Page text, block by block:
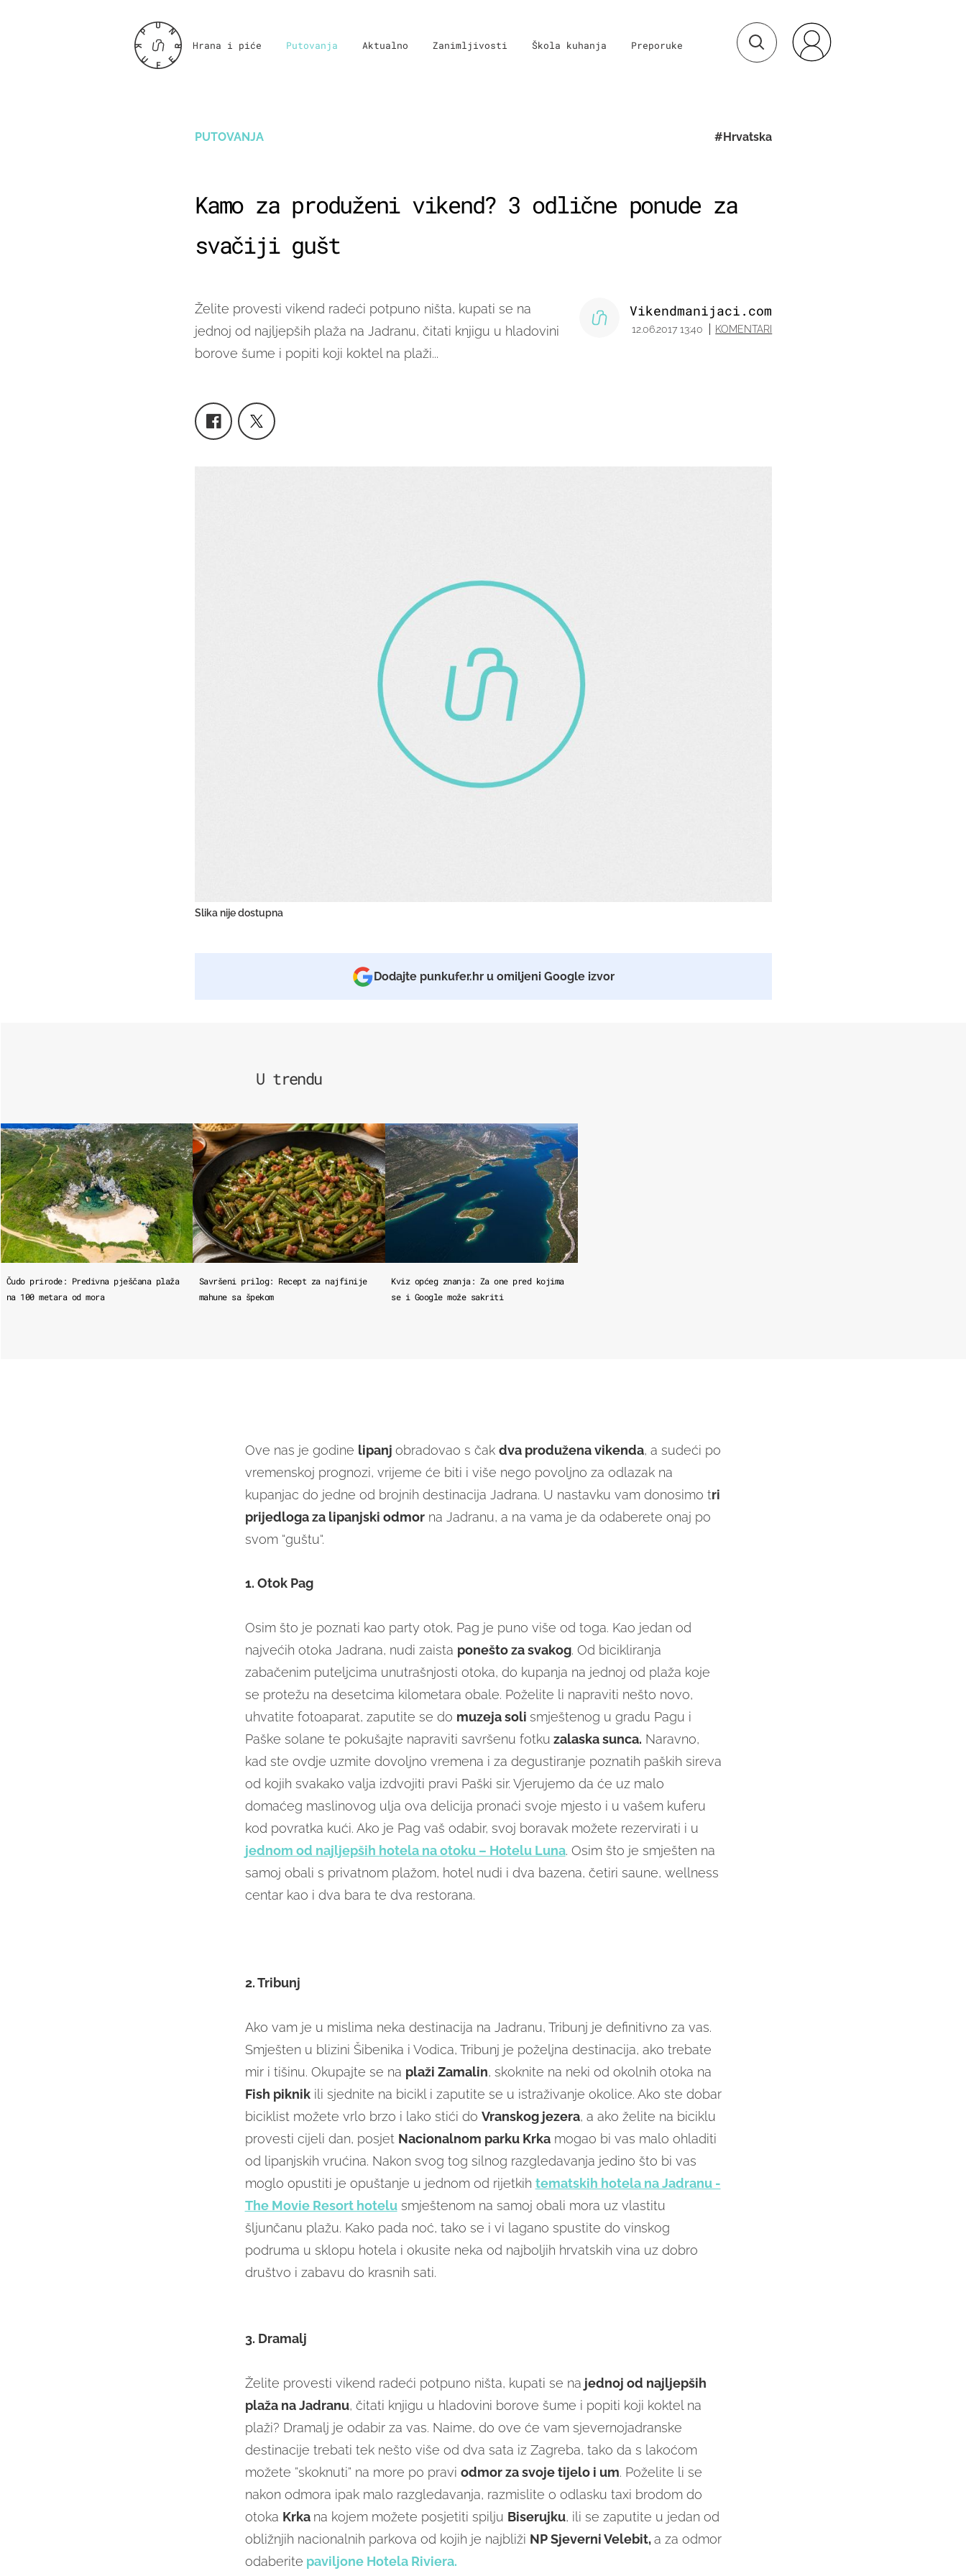
Hrana i piće Putovanja Aktualno Zanimljivosti Škola kuhanja Preporuke
PUTOVANJA #Hrvatska
Kamo za produženi vikend? 3 odlične ponude za
svačiji gušt
Želite provesti vikend radeći potpuno ništa, kupati se na
jednoj od najljepših plaža na Jadranu, čitati knjigu u hladovini
borove šume i popiti koji koktel na plaži...
Vikendmanijaci.com
12.06.2017 13:40 KOMENTARI
Slika nije dostupna
Dodajte punkufer.hr u omiljeni Google izvor
U trendu
Čudo prirode: Predivna pješčana plaža
na 100 metara od mora
Savršeni prilog: Recept za najfinije
mahune sa špekom
Kviz općeg znanja: Za one pred kojima
se i Google može sakriti
Ove nas je godine lipanj obradovao s čak dva produžena vikenda, a sudeći po
vremenskoj prognozi, vrijeme će biti i više nego povoljno za odlazak na
kupanjac do jedne od brojnih destinacija Jadrana. U nastavku vam donosimo tri
prijedloga za lipanjski odmorna Jadranu, a na vama je da odaberete onaj po
svom “guštu“.
1. Otok Pag
Osim što je poznati kao party otok, Pag je puno više od toga. Kao jedan od
najvećih otoka Jadrana, nudi zaista ponešto za svakog. Od bicikliranja
zabačenim puteljcima unutrašnjosti otoka, do kupanja na jednoj od plaža koje
se protežu na desetcima kilometara obale. Poželite li napraviti nešto novo,
uhvatite fotoaparat, zaputite se do muzeja soli smještenog u gradu Pagu i
Paške solane te pokušajte napraviti savršenu fotku zalaska sunca. Naravno,
kad ste ovdje uzmite dovoljno vremena i za degustiranje poznatih paških sireva
od kojih svakako valja izdvojiti pravi Paški sir. Vjerujemo da će uz malo
domaćeg maslinovog ulja ova delicija pronaći svoje mjesto i u vašem kuferu
kod povratka kući. Ako je Pag vaš odabir, svoj boravak možete rezervirati i u
jednom od najljepših hotela na otoku – Hotelu Luna. Osim što je smješten na
samoj obali s privatnom plažom, hotel nudi i dva bazena, četiri saune, wellness
centar kao i dva bara te dva restorana.
2. Tribunj
Ako vam je u mislima neka destinacija na Jadranu, Tribunj je definitivno za vas.
Smješten u blizini Šibenika i Vodica, Tribunj je poželjna destinacija, ako trebate
mir i tišinu. Okupajte se na plaži Zamalin, skoknite na neki od okolnih otoka na
Fish piknikili sjednite na bicikl i zaputite se u istraživanje okolice. Ako ste dobar
biciklist možete vrlo brzo i lako stići do Vranskog jezera, a ako želite na biciklu
provesti cijeli dan, posjet Nacionalnom parku Krkamogao bi vas malo ohladiti
od lipanjskih vrućina. Nakon svog tog silnog razgledavanja jedino što bi vas
moglo opustiti je opuštanje u jednom od rijetkih tematskih hotela na Jadranu -
The Movie Resort hotelusmještenom na samoj obali mora uz vlastitu
šljunčanu plažu. Kako pada noć, tako se i vi lagano spustite do vinskog
podruma u sklopu hotela i okusite neka od najboljih hrvatskih vina uz dobro
društvo i zabavu do krasnih sati.
3. Dramalj
Želite provesti vikend radeći potpuno ništa, kupati se na jednoj od najljepših
plaža na Jadranu, čitati knjigu u hladovini borove šume i popiti koji koktel na
plaži? Dramalj je odabir za vas. Naime, do ove će vam sjevernojadranske
destinacije trebati tek nešto više od dva sata iz Zagreba, tako da s lakoćom
možete ”skoknuti” na more po pravi odmor za svoje tijelo i um. Poželite li se
nakon odmora ipak malo razgledavanja, razmislite o odlasku taxi brodom do
otoka Krka na kojem možete posjetiti spilju Biserujku, ili se zaputite u jedan od
obližnjih nacionalnih parkova od kojih je najbliži NP Sjeverni Velebit,a za odmor
odaberite paviljone Hotela Riviera.